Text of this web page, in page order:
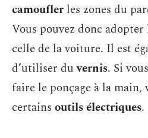
camoufler les zones du
Vous pouvez donc
celle de la voiture. Il est
d’utiliser duvernis. Si
faire le ponçage à la
certains outilsélectriques.